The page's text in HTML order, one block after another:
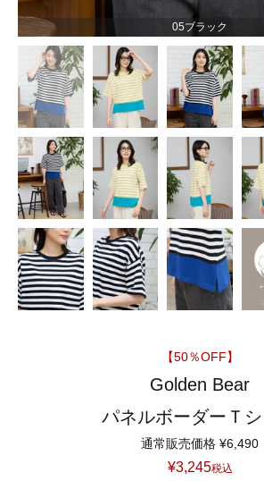
05ブラック
【50％OFF】
Golden Bear
パネルボーダーＴ
通常販売価格 ¥6,490
¥3,245税込